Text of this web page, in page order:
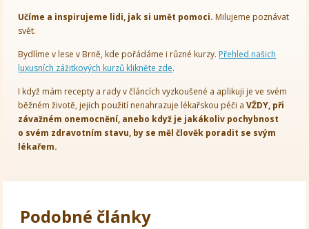
Učíme a inspirujeme lidi, jak si umět pomoci. Milujeme poznávat
svět.
Bydlíme v lese v Brně, kde pořádáme i různé kurzy. Přehled našich
luxusních zážitkových kurzů klikněte zde.
I když mám recepty a rady v článcích vyzkoušené a aplikuji je ve svém
běžném životě, jejich použití nenahrazuje lékařskou péči aVŽDY, při
závažném onemocnění, anebo když je jakákoliv pochybnost
o svém zdravotním stavu, by se měl člověk poradit se svým
lékařem.
Podobné články